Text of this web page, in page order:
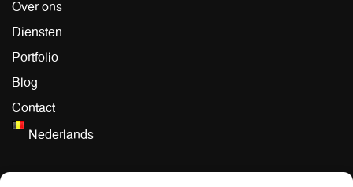
Over ons
Diensten
Portfolio
Blog
Contact
Nederlands